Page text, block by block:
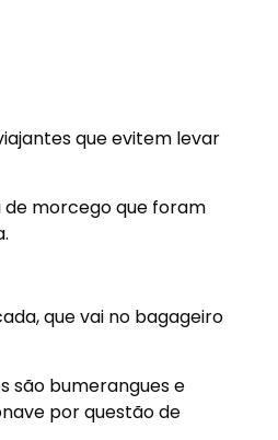
que evitem levar
morcego que foram
que vai no bagageiro
são bumerangues e
por questão de